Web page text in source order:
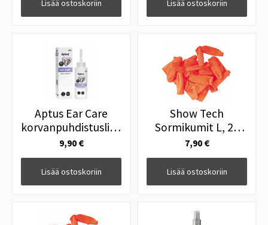
Lisää ostoskoriin Lisää ostoskoriin
Aptus Ear Care
korvanpuhdistusliuos
100ml
9,90 €
Lisää ostoskoriin
Show Tech
Sormikumit L, 25
kpl
7,90 €
Lisää ostoskoriin